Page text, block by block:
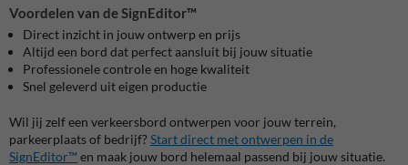
Voordelen van de SignEditor™
Direct inzicht in jouw ontwerp en prijs
Altijd een bord dat perfect aansluit bij jouw situatie
Professionele controle en hoge kwaliteit
Snel geleverd uit eigen productie
Wil jij zelf een verkeersbord ontwerpen voor jouw terrein,
parkeerplaats of bedrijf? Start direct met ontwerpen in de
SignEditor™en maak jouw bord helemaal passend bij jouw situatie.